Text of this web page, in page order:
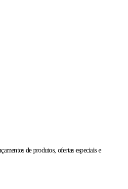
de produtos, ofertas especiais e